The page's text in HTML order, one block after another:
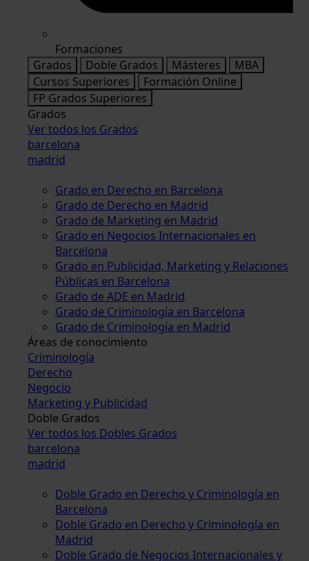
Formaciones
Grados
Doble Grados Másteres
MBA
Cursos Superiores
Formación Online
FP Grados Superiores
Grados
Ver todos los Grados
barcelona
madrid
Grado en Derecho en Barcelona
Grado de Derecho en Madrid
Grado de Marketing en Madrid
Grado en Negocios Internacionales en
Barcelona
Grado en Publicidad, Marketing y Relaciones
Públicas en Barcelona
Grado de ADE en Madrid
Grado de Criminología en Barcelona
Grado de Criminología en Madrid
Áreas de conocimiento
Criminología
Derecho
Negocio
Marketing y Publicidad
Doble Grados
Ver todos los Dobles Grados
barcelona
madrid
Doble Grado en Derecho y Criminología en
Barcelona
Doble Grado en Derecho y Criminología en
Madrid
Doble Grado de Negocios Internacionales y